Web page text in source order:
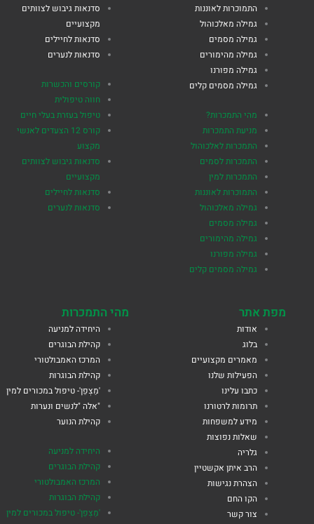
התמוכרות לאוננות
גמילה מאלכוהול
גמילה מסמים
גמילה מהימורים
גמילה מפורנו
גמילה מסמים קלים
מהי התמכרות?
מניעת התמכרות
התמכרות לאלכוהול
התמכרות לסמים
התמכרות למין
התמוכרות לאוננות
גמילה מאלכוהול
גמילה מסמים
גמילה מהימורים
גמילה מפורנו
גמילה מסמים קלים
סדנאות גיבוש לצוותים
מקצועיים
סדנאות לחיילים
סדנאות לנערים
קורסים והכשרות
חווה טיפולית
טיפול בעזרת בעלי חיים
קורס 12 הצעדים לאנשי
מקצוע
סדנאות גיבוש לצוותים
מקצועיים
סדנאות לחיילים
סדנאות לנערים
מפת אתר
אודות
בלוג
מאמרים מקצועיים
הפעילות שלנו
כתבו עלינו
תרומות לרטורנו
מידע למשפחות
שאלות נפוצות
גלריה
הרב איתן אקשטיין
הצהרת נגישות
הקו החם
צור קשר
מהי התמכרות
היחידה למניעה
קהילת הבוגרים
המרכז האמבולטורי
קהילת הבוגרות
'מַצְפֵן'- טיפול במכורים למין
"אלה "לנשים ונערות
קהילת הנוער
היחידה למניעה
קהילת הבוגרים
המרכז האמבולטורי
קהילת הבוגרות
'מַצְפֵן'- טיפול במכורים למין